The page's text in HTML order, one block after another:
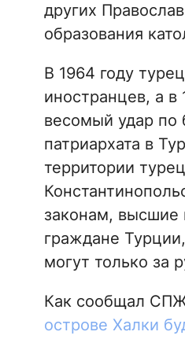
других
образования
В 1964 году
иностранцев, а в
весомый удар по
патриархата в
территории
законам, высшие
граждане
могут только за
Как сообщал СПЖ,
острове Халки